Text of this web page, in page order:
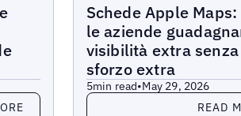
Schede Apple
le aziende
visibilità extra senza
sforzo extra
5min read•May 29, 2026
Read more READ